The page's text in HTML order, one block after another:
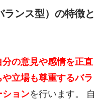
ランス型）の特徴と
分の意見や感情を正直
立場も尊重するバラ
ションを行います。 自